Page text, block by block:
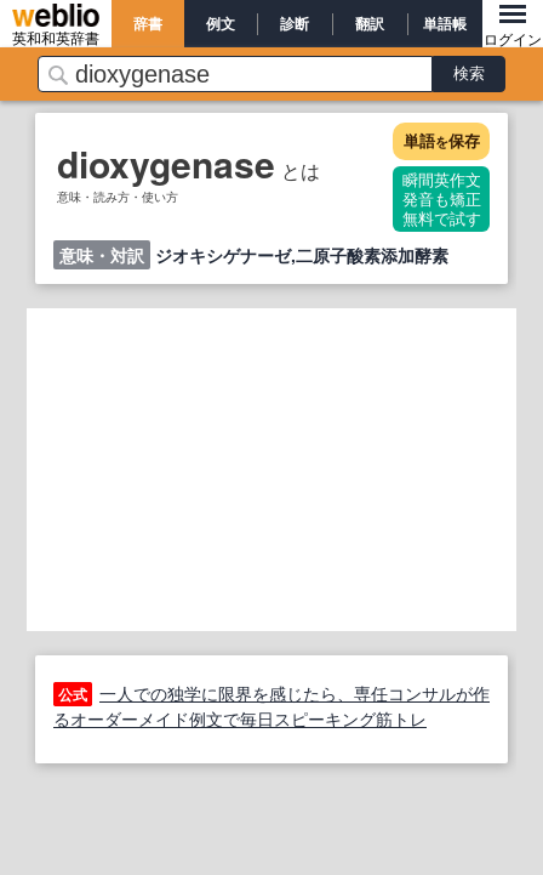
英和和英辞書
辞書 例文 診断 翻訳 単語帳
ログイン
dioxygenase とは
意味・読み方・使い方
単語を保存
瞬間英作文
発音も矯正
無料で試す
意味・対訳 ジオキシゲナーゼ,二原子酸素添加酵素
公式 一人での独学に限界を感じたら、専任コンサルが作
るオーダーメイド例文で毎日スピーキング筋トレ